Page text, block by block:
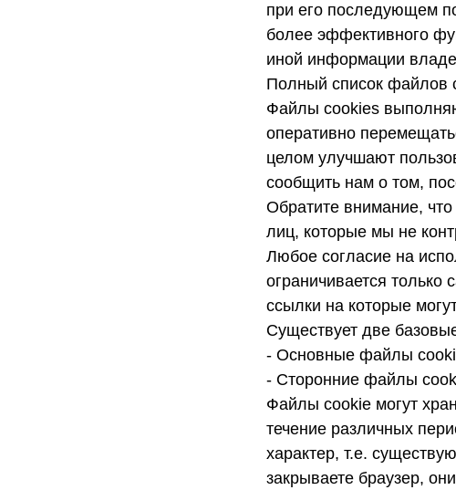
при его последующем
более эффективного
иной информации
Полный список файлов
Файлы cookies
оперативно
целом улучшают
сообщить нам о том,
Обратите внимание,
лиц, которые мы не
Любое согласие на
ограничивается только
ссылки на которые
Существует две
- Основные файлы
- Сторонние файлы
Файлы cookie могут
течение различных
характер, т.е.
закрываете браузер,